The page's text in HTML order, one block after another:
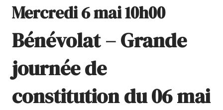
Mercredi 6 mai 10h00
Bénévolat – Grande
journée de
constitution du 06 mai